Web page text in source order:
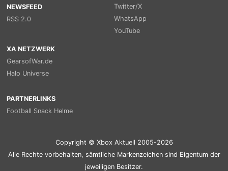
NEWSFEED
RSS 2.0
Twitter/X
WhatsApp
YouTube
XA NETZWERK
GearsofWar.de
Halo Universe
PARTNERLINKS
Football Snack Helme
Copyright © Xbox Aktuell 2005-2026
Alle Rechte vorbehalten, sämtliche Markenzeichen sind Eigentum der
jeweiligen Besitzer.